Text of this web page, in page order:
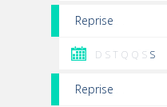
Reprise
D S T Q Q S S
Reprise